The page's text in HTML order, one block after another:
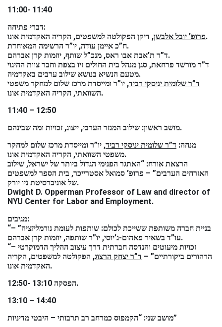
11:00- 11:40
דברי פתיחה:
פרופ’ יובל אלבשן, דיקן הפקולטה למשפטים, הקריה האקדמית אונו.
ח”כ איימן עודה, יו”ר הרשימה המאוחדת.
ד”ר ת’אבת אבו ראס, מנכ”ל שותף, יוזמות קרן אברהם.
ד”ר מורשד פרחאת, סגן מנהל בית החולים זיו בצפת וחבר צוות ההיגוי
מטעם הנשיא בנושא שילוב ערבים באקדמיה.
ד”ר שלומית יניסקי רביד, יו”ר ומייסדת מרכז שלום למחקר משפטי
השוואתי, הקריה האקדמית אונו.
11:40 – 12:50
מושב ראשון: שילוב המגזר הערבי, ייצוג, זכויות ומה שבינהם.
מנחה: ד”ר שלומית יניסקי רביד, יו”ר ומייסדת מרכז שלום למחקר
משפטי השוואתי, הקריה האקדמית אונו.
הרצאת אורח: “האתגר הפנימי הגדול ביותר של ישראל, שילוב
האזרחים הערבים” – פרופ’ סמואל אסטרייכר, בית הספר למשפטים
של אוניברסיטת ניו יורק.
Dwight D. Opperman Professor of Law and director of
NYU Center for Labor and Employment.
מגיבים:
“בניית חברה משותפת ששייכת לכולם: שותפות לעומת נורמליזציה” –
עו”ד בשאיר פאהום-ג’יוסי, יו”ר שותפה, יוזמות קרן אברהם.
“זכויות מיעוטים והנדסה חברתית דרך עיצוב ההליך הדמוקרטי –
הרהורים ביקורתיים” – ד”ר יצחק הרצוג, הפקולטה למשפטים, הקריה
האקדמית אונו.
12:50- 13:10 הפסקה.
13:10 – 14:40
מושב שני: “הקמפוס כמרחב רב תרבותי – היבטי מדיניות”